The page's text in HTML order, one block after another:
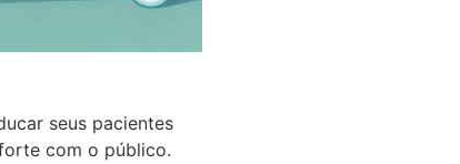
seus pacientes
com o público.